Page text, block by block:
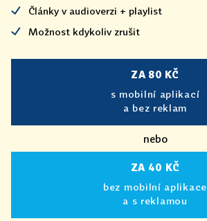
Články v audioverzi + playlist
Možnost kdykoliv zrušit
ZA 80 KČ
s mobilní aplikací
a bez reklam
nebo
ZA 40 KČ
bez mobilní aplikace
a s reklamou